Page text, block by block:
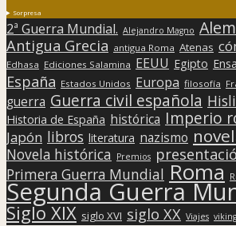
Sorpresa
2ª Guerra Mundial. Alejandro Magno
Antigua Grecia antigua Roma Atenas
Edhasa Ediciones Salamina EEUU Egipto
España Estados Unidos Europa filosofía
guerra Guerra civil española
Historia de España histórica Imperio
Japón libros literatura nazismo
Novela histórica Premios
Primera Guerra Mundial Roma
Segunda Guerra
Siglo XIX siglo XVI siglo XX Viajes